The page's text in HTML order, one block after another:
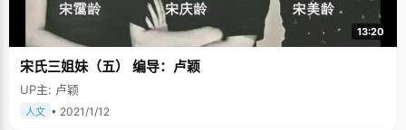
13:20
宋氏三姐妹（五） 编导：卢颖
UP主: 卢颖
人文 • 2021/1/12